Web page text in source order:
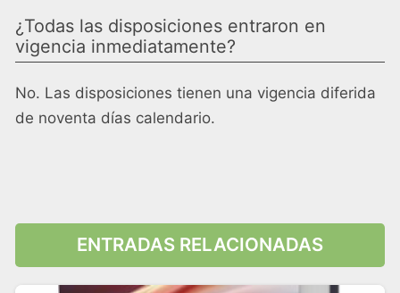
¿Todas las disposiciones entraron en
vigencia inmediatamente?
No. Las disposiciones tienen una vigencia diferida
de noventa días calendario.
ENTRADAS RELACIONADAS